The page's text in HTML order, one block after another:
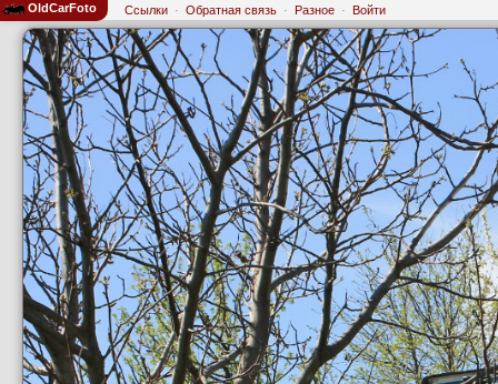
OldCarFoto Ссылки · Обратная связь · Разное · Войти